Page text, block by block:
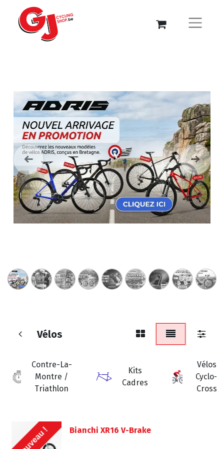
Précédent Suivant
Vélos
Contre-La-
Montre /
Triathlon
Kits
Cadres
Vélos
Cyclo-
Cross
Nouveau ! Bianchi XR16 V-Brake